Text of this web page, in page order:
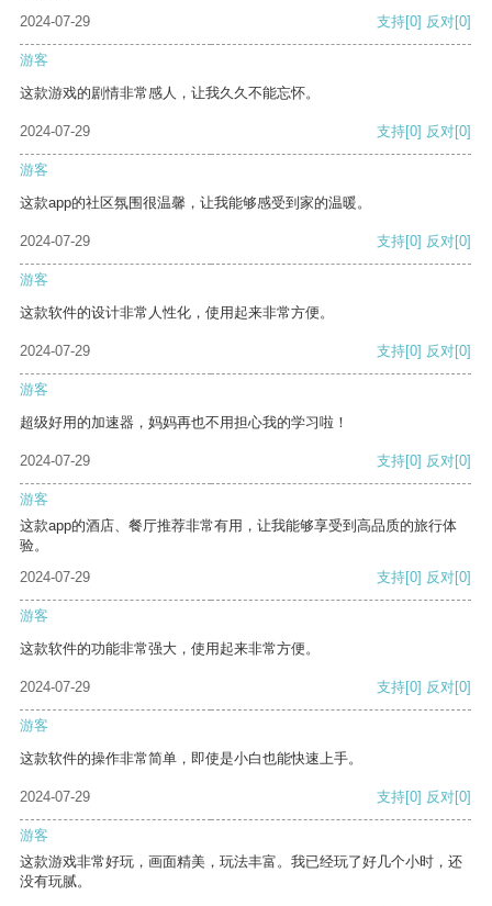
2024-07-29
支持[0] 反对[0]
游客
这款游戏的剧情非常感人，让我久久不能忘怀。
2024-07-29 支持[0] 反对[0]
游客
这款app的社区氛围很温馨，让我能够感受到家的温暖。
2024-07-29 支持[0] 反对[0]
游客
这款软件的设计非常人性化，使用起来非常方便。
2024-07-29 支持[0] 反对[0]
游客
超级好用的加速器，妈妈再也不用担心我的学习啦！
2024-07-29 支持[0] 反对[0]
游客
这款app的酒店、餐厅推荐非常有用，让我能够享受到高品质的旅行体
验。
2024-07-29
支持[0] 反对[0]
游客
这款软件的功能非常强大，使用起来非常方便。
2024-07-29 支持[0] 反对[0]
游客
这款软件的操作非常简单，即使是小白也能快速上手。
2024-07-29 支持[0] 反对[0]
游客
这款游戏非常好玩，画面精美，玩法丰富。我已经玩了好几个小时，还
没有玩腻。